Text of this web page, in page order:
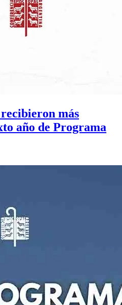
más
año de Programa